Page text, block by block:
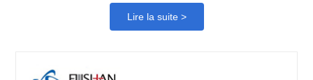
Lire la suite >